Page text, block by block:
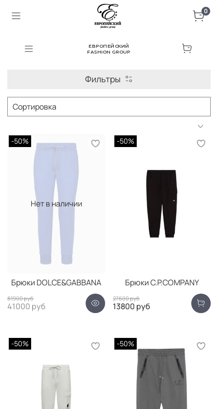
0
ЕВРОПЕЙСКИЙ
FASHION GROUP
Фильтры
Нет в наличии
-50%
Брюки DOLCE&GABBANA
81900 руб
41000 руб
-50%
Брюки C.P.COMPANY
27600 руб
13800 руб
-50% -50%